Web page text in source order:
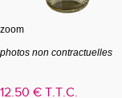
zoom
photos non contractuelles
12.50 € T.T.C.